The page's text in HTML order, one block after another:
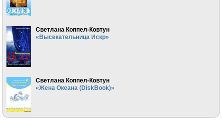
Светлана Коппел-Ковтун
«Высекательница Искр»
Светлана Коппел-Ковтун
«Жена Океана (DiskBook)»